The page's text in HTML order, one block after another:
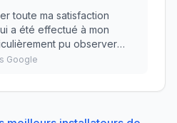
toute ma satisfaction
a été effectué à mon
pu observer
en oeuvre et l'attitude
Google